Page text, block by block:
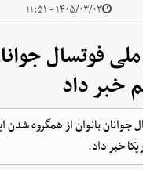
۱۴۰۵/۰۳/۰۳ - ۱۱:۵۱
فوتسال
خبر داد
بانوان از همگروه شدن
خبر داد.